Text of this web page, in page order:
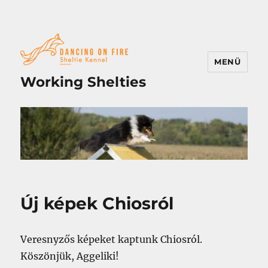
Working Shelties
MENÜ
Új képek Chiosról
Veresnyzős képeket kaptunk Chiosról.
Köszönjük, Aggeliki!